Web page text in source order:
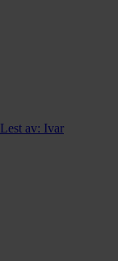
Lest av: Ivar